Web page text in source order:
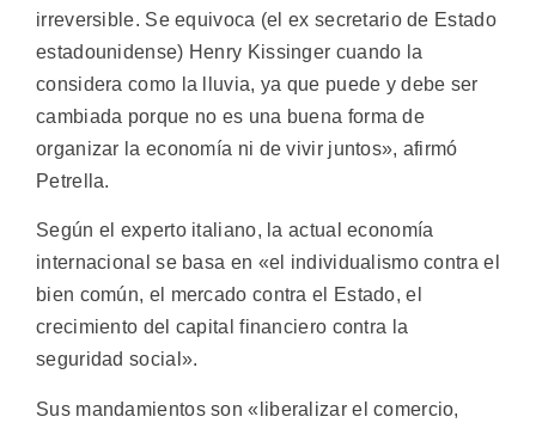
irreversible. Se equivoca (el ex secretario de Estado
estadounidense) Henry Kissinger cuando la
considera como la lluvia, ya que puede y debe ser
cambiada porque no es una buena forma de
organizar la economía ni de vivir juntos», afirmó
Petrella.
Según el experto italiano, la actual economía
internacional se basa en «el individualismo contra el
bien común, el mercado contra el Estado, el
crecimiento del capital financiero contra la
seguridad social».
Sus mandamientos son «liberalizar el comercio,